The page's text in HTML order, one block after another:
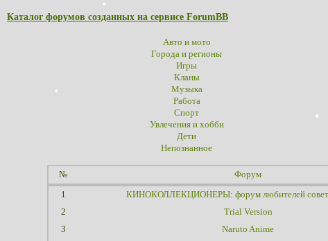
Каталог форумов созданных на сервисе ForumBB
Авто и мото
Города и регионы
Игры
Кланы
Музыка
Работа
Спорт
Увлечения и хобби
Дети
Непознанное
№ Форум
1 КИНОКОЛЛЕКЦИОНЕРЫ: форум любителей
2
Trial Version
3
Naruto Anime